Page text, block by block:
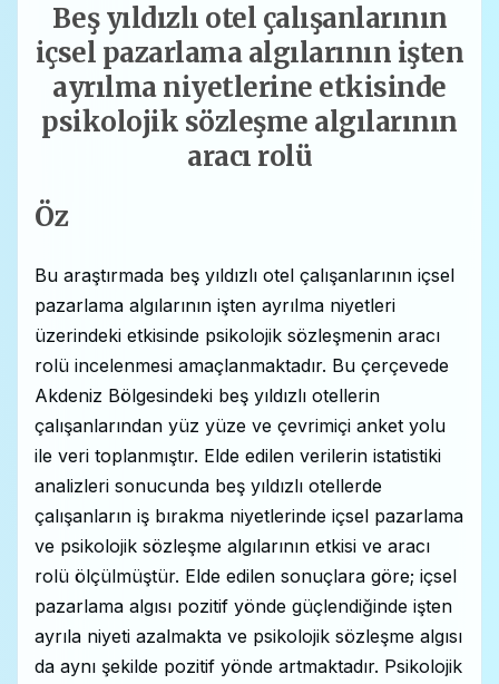
Beş yıldızlı otel çalışanlarının
içsel pazarlama algılarının işten
ayrılma niyetlerine etkisinde
psikolojik sözleşme algılarının
aracı rolü
Öz
Bu araştırmada beş yıldızlı otel çalışanlarının içsel
pazarlama algılarının işten ayrılma niyetleri
üzerindeki etkisinde psikolojik sözleşmenin aracı
rolü incelenmesi amaçlanmaktadır. Bu çerçevede
Akdeniz Bölgesindeki beş yıldızlı otellerin
çalışanlarından yüz yüze ve çevrimiçi anket yolu
ile veri toplanmıştır. Elde edilen verilerin istatistiki
analizleri sonucunda beş yıldızlı otellerde
çalışanların iş bırakma niyetlerinde içsel pazarlama
ve psikolojik sözleşme algılarının etkisi ve aracı
rolü ölçülmüştür. Elde edilen sonuçlara göre; içsel
pazarlama algısı pozitif yönde güçlendiğinde işten
ayrıla niyeti azalmakta ve psikolojik sözleşme algısı
da aynı şekilde pozitif yönde artmaktadır. Psikolojik